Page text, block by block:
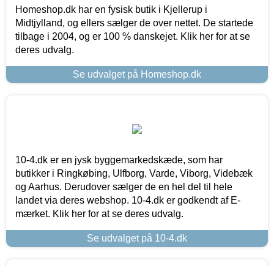
Homeshop.dk har en fysisk butik i Kjellerup i
Midtjylland, og ellers sælger de over nettet. De startede
tilbage i 2004, og er 100 % danskejet. Klik her for at se
deres udvalg.
Se udvalget på Homeshop.dk
10-4.dk er en jysk byggemarkedskæde, som har
butikker i Ringkøbing, Ulfborg, Varde, Viborg, Videbæk
og Aarhus. Derudover sælger de en hel del til hele
landet via deres webshop. 10-4.dk er godkendt af E-
mærket. Klik her for at se deres udvalg.
Se udvalget på 10-4.dk